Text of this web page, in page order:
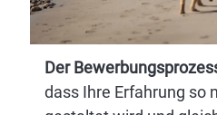
Der
dass Ihre Erfahrung so